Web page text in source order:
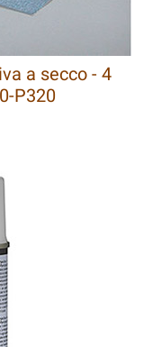
a secco - 4
P320